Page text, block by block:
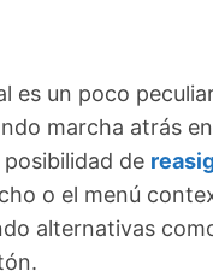
es un poco
marcha atrás
de
o el menú
alternativas